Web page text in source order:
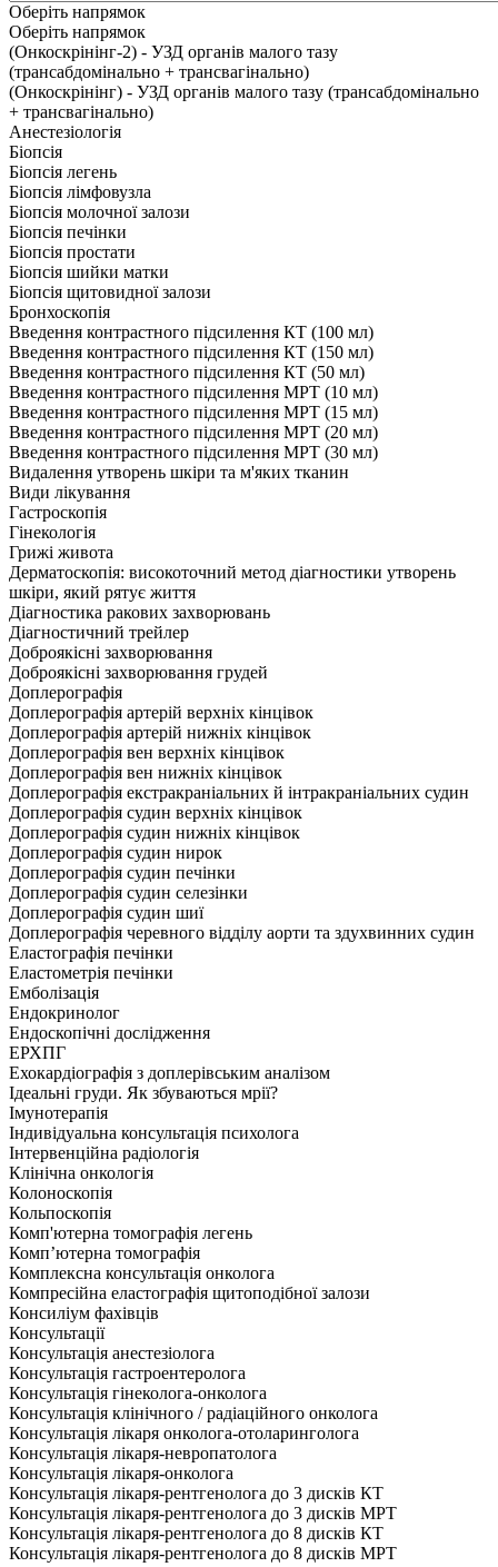
Оберіть напрямок
Оберіть напрямок
(Онкоскрінінг-2) - УЗД органів малого тазу
(трансабдомінально + трансвагінально)
(Онкоскрінінг) - УЗД органів малого тазу (трансабдомінально
+ трансвагінально)
Анестезіологія
Біопсія
Біопсія легень
Біопсія лімфовузла
Біопсія молочної залози
Біопсія печінки
Біопсія простати
Біопсія шийки матки
Біопсія щитовидної залози
Бронхоскопія
Введення контрастного підсилення КТ (100 мл)
Введення контрастного підсилення КТ (150 мл)
Введення контрастного підсилення КТ (50 мл)
Введення контрастного підсилення МРТ (10 мл)
Введення контрастного підсилення МРТ (15 мл)
Введення контрастного підсилення МРТ (20 мл)
Введення контрастного підсилення МРТ (30 мл)
Видалення утворень шкіри та м'яких тканин
Види лікування
Гастроскопія
Гінекологія
Грижі живота
Дерматоскопія: високоточний метод діагностики утворень
шкіри, який рятує життя
Діагностика ракових захворювань
Діагностичний трейлер
Доброякісні захворювання
Доброякісні захворювання грудей
Доплерографія
Доплерографія артерій верхніх кінцівок
Доплерографія артерій нижніх кінцівок
Доплерографія вен верхніх кінцівок
Доплерографія вен нижніх кінцівок
Доплерографія екстракраніальних й інтракраніальних судин
Доплерографія судин верхніх кінцівок
Доплерографія судин нижніх кінцівок
Доплерографія судин нирок
Доплерографія судин печінки
Доплерографія судин селезінки
Доплерографія судин шиї
Доплерографія черевного відділу аорти та здухвинних судин
Еластографія печінки
Еластометрія печінки
Емболізація
Ендокринолог
Ендоскопічні дослідження
ЕРХПГ
Ехокардіографія з доплерівським аналізом
Ідеальні груди. Як збуваються мрії?
Імунотерапія
Індивідуальна консультація психолога
Інтервенційна радіологія
Клінічна онкологія
Колоноскопія
Кольпоскопія
Комп'ютерна томографія легень
Комп’ютерна томографія
Комплексна консультація онколога
Компресійна еластографія щитоподібної залози
Консиліум фахівців
Консультації
Консультація анестезіолога
Консультація гастроентеролога
Консультація гінеколога-онколога
Консультація клінічного / радіаційного онколога
Консультація лікаря онколога-отоларинголога
Консультація лікаря-невропатолога
Консультація лікаря-онколога
Консультація лікаря-рентгенолога до 3 дисків КТ
Консультація лікаря-рентгенолога до 3 дисків МРТ
Консультація лікаря-рентгенолога до 8 дисків КТ
Консультація лікаря-рентгенолога до 8 дисків МРТ